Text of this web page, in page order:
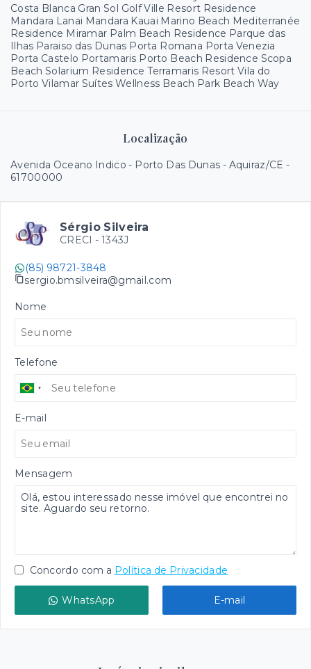
Costa Blanca Gran Sol Golf Ville Resort Residence
Mandara Lanai Mandara Kauai Marino Beach Mediterranée
Residence Miramar Palm Beach Residence Parque das
Ilhas Paraiso das Dunas Porta Romana Porta Venezia
Porta Castelo Portamaris Porto Beach Residence Scopa
Beach Solarium Residence Terramaris Resort Vila do
Porto Vilamar Suítes Wellness Beach Park Beach Way
Localização
Avenida Oceano Indico - Porto Das Dunas - Aquiraz/CE -
61700000
Sérgio Silveira
CRECI - 1343J
(85) 98721-3848
sergio.bmsilveira@gmail.com
Nome
Telefone
E-mail
Mensagem
Concordo com a Política de Privacidade
WhatsApp E-mail